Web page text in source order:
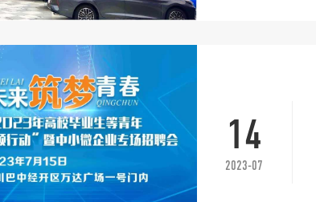
14
2023-07